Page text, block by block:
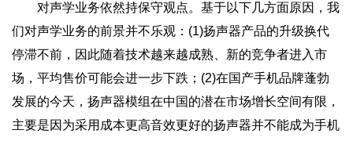
对声学业务依然持保守观点。基于以下几方面原因，我
们对声学业务的前景并不乐观：(1)扬声器产品的升级换代
停滞不前，因此随着技术越来越成熟、新的竞争者进入市
场，平均售价可能会进一步下跌；(2)在国产手机品牌蓬勃
发展的今天，扬声器模组在中国的潜在市场增长空间有限，
主要是因为采用成本更高音效更好的扬声器并不能成为手机